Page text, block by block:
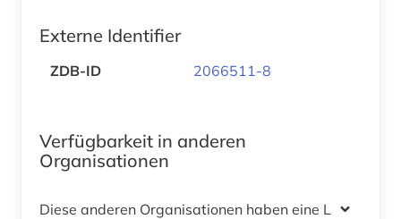
Externe Identifier
ZDB-ID 2066511-8
Verfügbarkeit in anderen
Organisationen
Diese anderen Organisationen haben eine Lizenz